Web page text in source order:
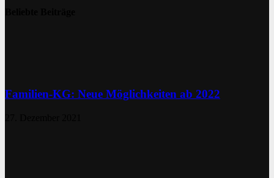
Familien-KG: Neue Möglichkeiten ab 2022